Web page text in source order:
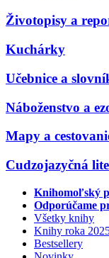
Životopisy a
Kuchárky
Učebnice a
Náboženstvo a
Mapy a
Cudzojazyčná
Knihomoľský
Odporúčame
Všetky knihy
Knihy roka
Bestsellery